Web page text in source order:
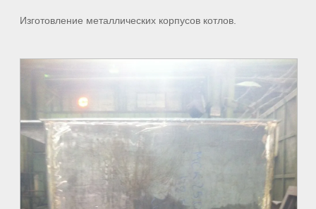
Изготовление металлических корпусов котлов.